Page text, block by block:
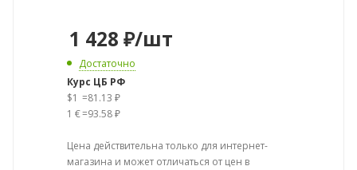
1 428 ₽/шт
Достаточно
Курс ЦБ РФ
$1 =81.13 ₽
1 €=93.58 ₽
Цена действительна только для интернет-
магазина и может отличаться от цен в